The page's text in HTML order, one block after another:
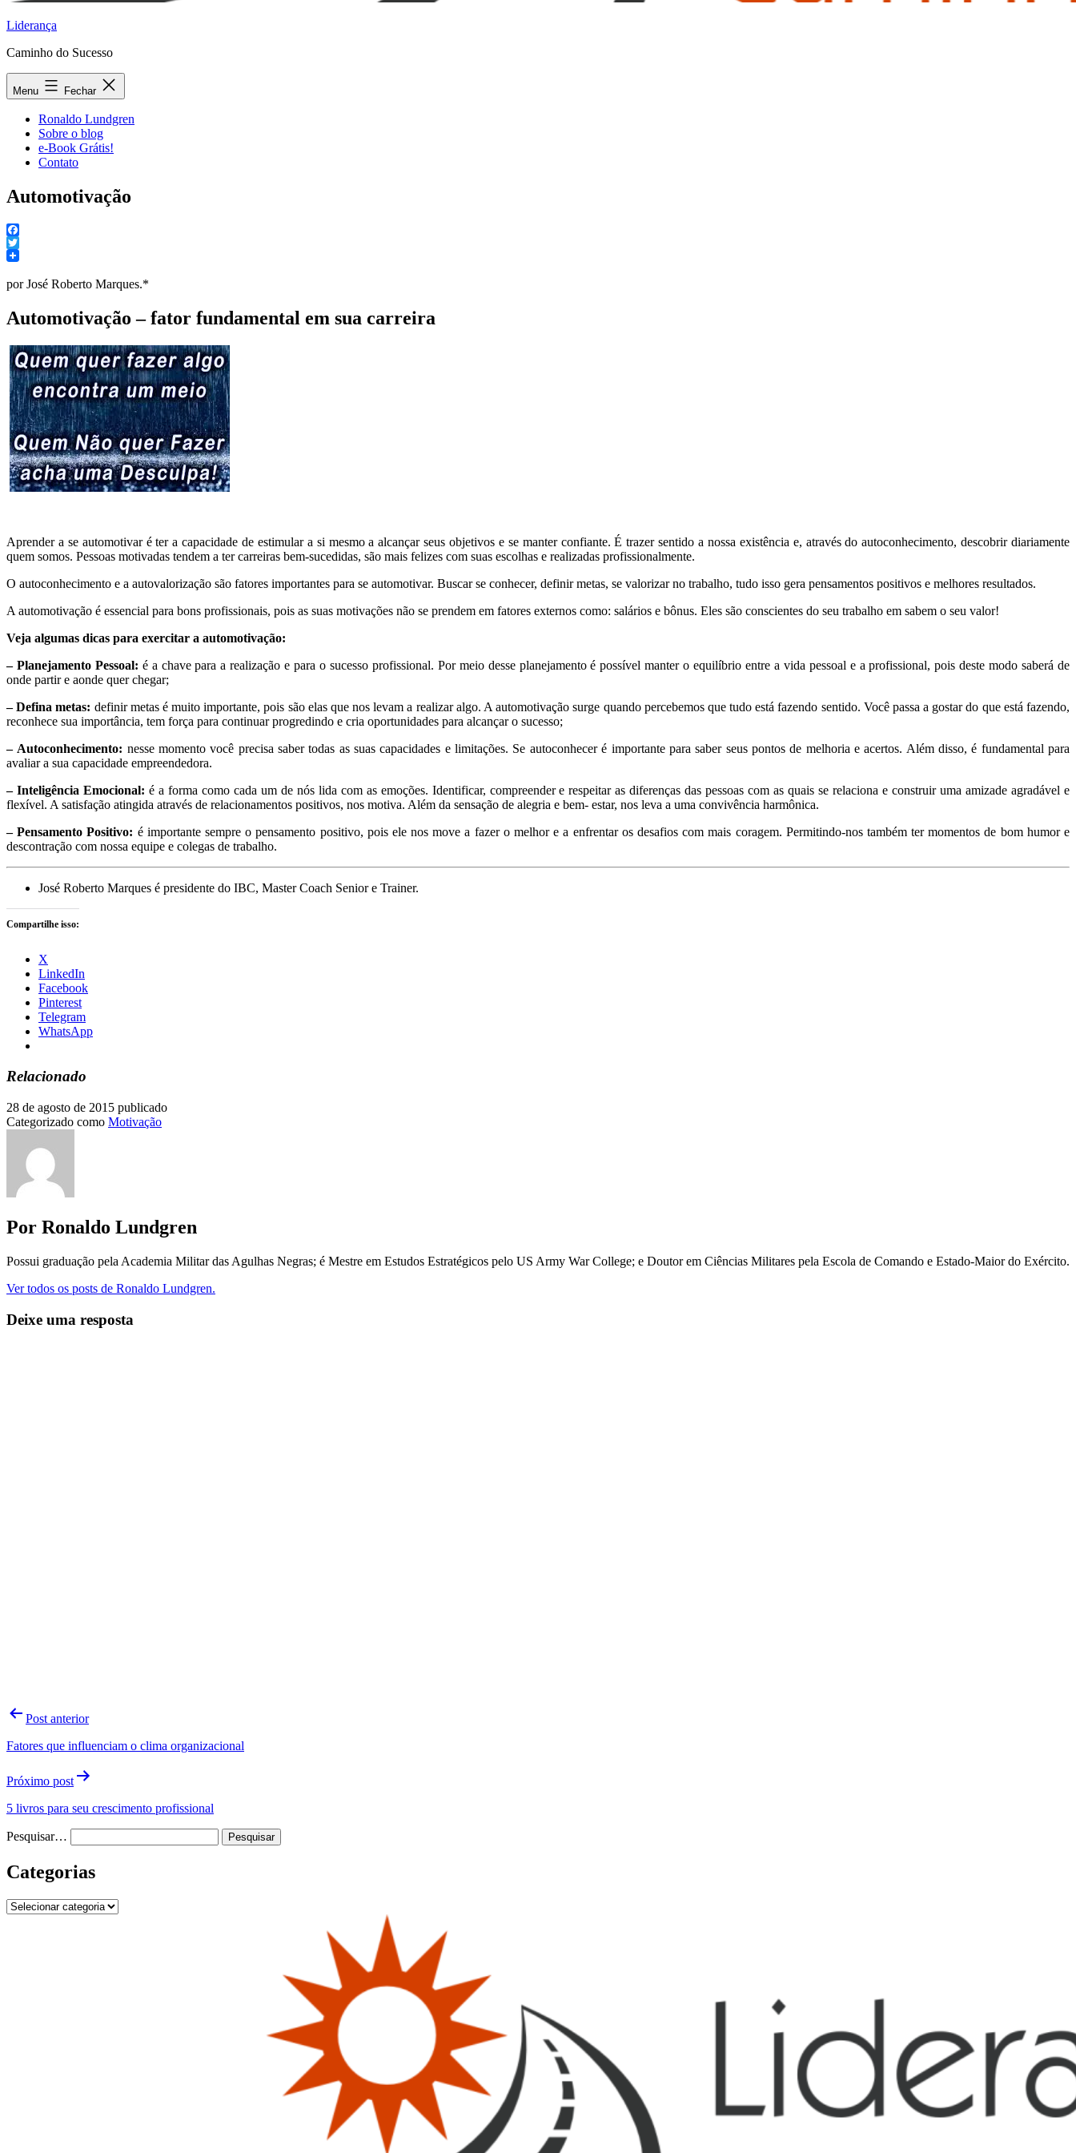
Liderança
Caminho do Sucesso
Menu Fechar
Ronaldo Lundgren
Sobre o blog
e-Book Grátis!
Contato
Automotivação
Facebook
Twitter
por José Roberto Marques.*
Automotivação – fator fundamental em sua carreira
Aprender a se automotivar é ter a capacidade de estimular a si mesmo a alcançar seus objetivos e se manter confiante. É trazer sentido a nossa existência e, através do autoconhecimento, descobrir diariamente
quem somos. Pessoas motivadas tendem a ter carreiras bem-sucedidas, são mais felizes com suas escolhas e realizadas profissionalmente.
O autoconhecimento e a autovalorização são fatores importantes para se automotivar. Buscar se conhecer, definir metas, se valorizar no trabalho, tudo isso gera pensamentos positivos e melhores resultados.
A automotivação é essencial para bons profissionais, pois as suas motivações não se prendem em fatores externos como: salários e bônus. Eles são conscientes do seu trabalho em sabem o seu valor!
Veja algumas dicas para exercitar a automotivação:
– Planejamento Pessoal: é a chave para a realização e para o sucesso profissional. Por meio desse planejamento é possível manter o equilíbrio entre a vida pessoal e a profissional, pois deste modo saberá de
onde partir e aonde quer chegar;
– Defina metas: definir metas é muito importante, pois são elas que nos levam a realizar algo. A automotivação surge quando percebemos que tudo está fazendo sentido. Você passa a gostar do que está fazendo,
reconhece sua importância, tem força para continuar progredindo e cria oportunidades para alcançar o sucesso;
– Autoconhecimento: nesse momento você precisa saber todas as suas capacidades e limitações. Se autoconhecer é importante para saber seus pontos de melhoria e acertos. Além disso, é fundamental para
avaliar a sua capacidade empreendedora.
– Inteligência Emocional: é a forma como cada um de nós lida com as emoções. Identificar, compreender e respeitar as diferenças das pessoas com as quais se relaciona e construir uma amizade agradável e
flexível. A satisfação atingida através de relacionamentos positivos, nos motiva. Além da sensação de alegria e bem- estar, nos leva a uma convivência harmônica.
– Pensamento Positivo: é importante sempre o pensamento positivo, pois ele nos move a fazer o melhor e a enfrentar os desafios com mais coragem. Permitindo-nos também ter momentos de bom humor e
descontração com nossa equipe e colegas de trabalho.
José Roberto Marques é presidente do IBC, Master Coach Senior e Trainer.
Compartilhe isso:
X
LinkedIn
Facebook
Pinterest
Telegram
WhatsApp
Relacionado
28 de agosto de 2015 publicado
Categorizado como Motivação
Por Ronaldo Lundgren
Possui graduação pela Academia Militar das Agulhas Negras; é Mestre em Estudos Estratégicos pelo US Army War College; e Doutor em Ciências Militares pela Escola de Comando e Estado-Maior do Exército.
Ver todos os posts de Ronaldo Lundgren.
Deixe uma resposta
Navegação
Post
Post anterior
Fatores que influenciam o clima organizacional
Próximo post
5 livros para seu crescimento profissional
Pesquisar…
Categorias
Categorias